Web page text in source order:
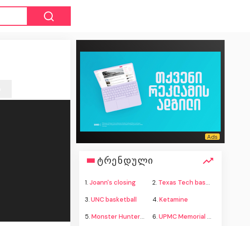
ტრენდული
1.Joann's closing 2. Texas Tech basketball
3.UNC basketball 4.Ketamine
5.Monster Hunter Wilds 6.UPMC Memorial shooting